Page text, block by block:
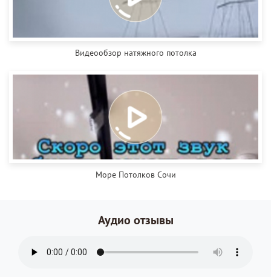
Видеообзор натяжного потолка
Море Потолков Сочи
Аудио отзывы